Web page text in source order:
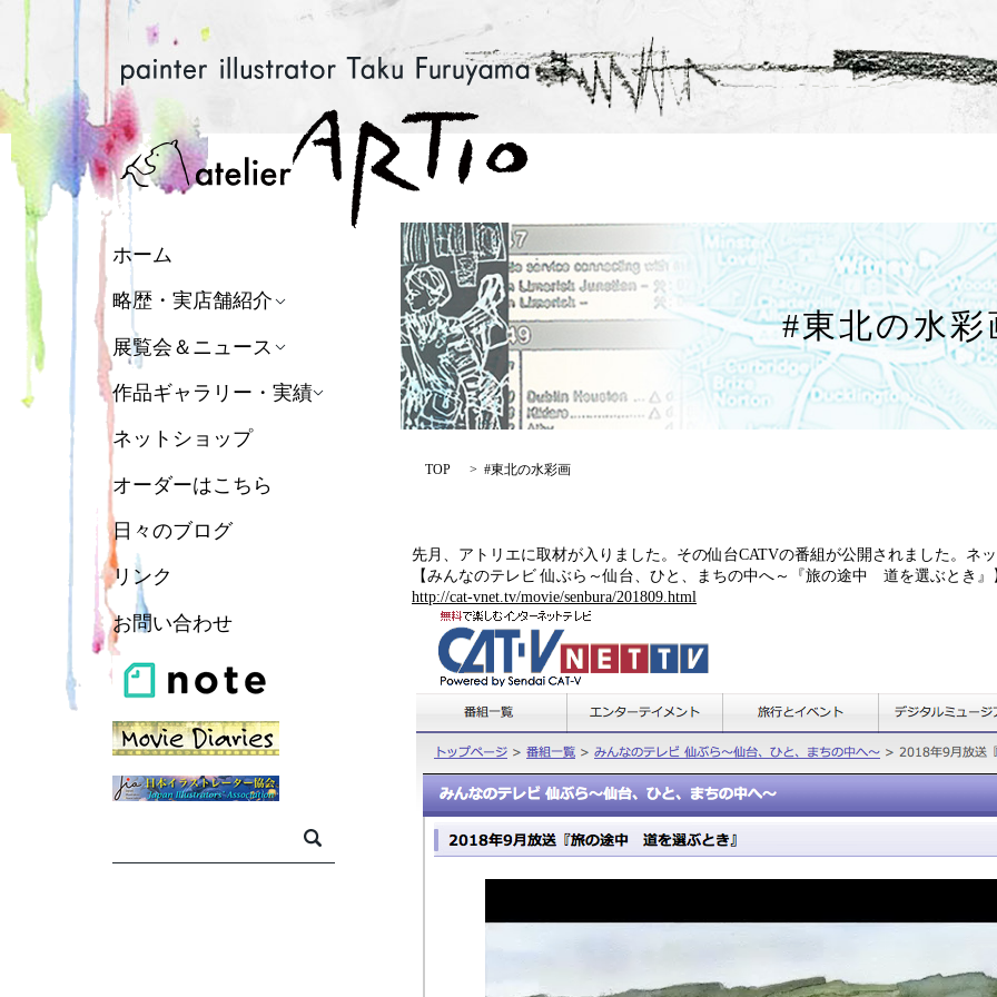
ホーム
略歴・実店舗紹介
展覧会＆ニュース
作品ギャラリー・実績
ネットショップ
オーダーはこちら
日々のブログ
リンク
お問い合わせ
#東北の水彩
TOP #東北の水彩画
先月、アトリエに取材が入りました。その仙台CATVの番組が公開されました。ネ
【みんなのテレビ 仙ぶら～仙台、ひと、まちの中へ～『旅の途中 道を選ぶとき』
http://cat-vnet.tv/movie/senbura/201809.html